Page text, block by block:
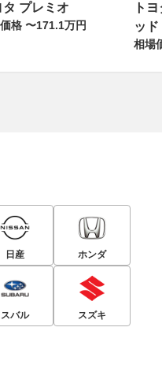
タ プレミオ
格 〜171.1万円
ト
ッド
相場
日産 ホンダ
スバル スズキ